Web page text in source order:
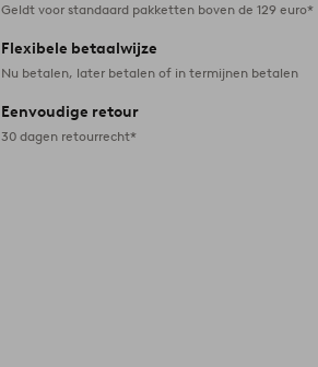
Geldt voor standaard pakketten boven de 129 euro*
Flexibele betaalwijze
Nu betalen, later betalen of in termijnen betalen
Eenvoudige retour
30 dagen retourrecht*